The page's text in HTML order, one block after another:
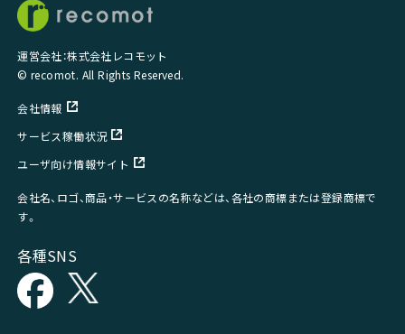
運営会社：株式会社レコモット
© recomot. All Rights Reserved.
会社情報
サービス稼働状況
ユーザ向け情報サイト
会社名、ロゴ、商品・サービスの名称などは、各社の商標または登録商標で
す。
各種SNS